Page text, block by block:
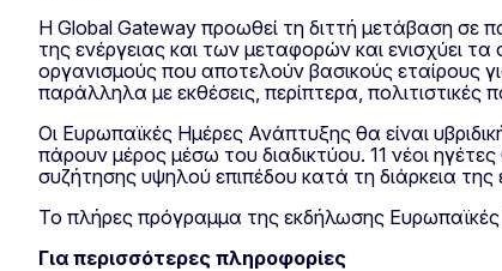
Η Global Gateway προωθεί τη διττή μετάβαση σε
της ενέργειας και των μεταφορών και ενισχύει
οργανισμούς που αποτελούν βασικούς εταίρους
παράλληλα με εκθέσεις, περίπτερα, πολιτιστικές
Οι Ευρωπαϊκές Ημέρες Ανάπτυξης θα είναι
πάρουν μέρος μέσω του διαδικτύου. 11 νέοι
συζήτησης υψηλού επιπέδου κατά τη διάρκεια
Το πλήρες πρόγραμμα της εκδήλωσης Ευρωπαϊκές
Για περισσότερες πληροφορίες